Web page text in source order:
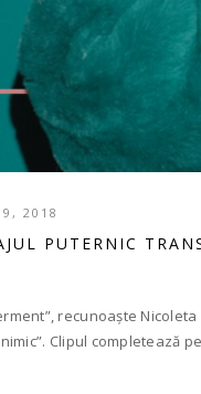
9, 2018
PUTERNIC
recunoaște
Clipul completează